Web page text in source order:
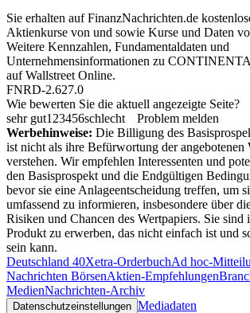
Sie erhalten auf FinanzNachrichten.de
Aktienkurse von und sowie Kurse und Daten
Weitere Kennzahlen, Fundamentaldaten und
Unternehmensinformationen zu
aufWallstreet Online.
FNRD-2.627.0
Wie bewerten Sie die aktuell angezeigte Seite?
sehr gut1 23456schlecht
Problem melden
Werbehinweise: Die Billigung des
ist nicht als ihre Befürwortung der angebotenen
verstehen. Wir empfehlen Interessenten und
den Basisprospekt und die Endgültigen
bevor sie eine Anlageentscheidung treffen, um
umfassend zu informieren, insbesondere über
Risiken und Chancen des Wertpapiers. Sie
Produkt zu erwerben, das nicht einfach ist und
sein kann.
Deutschland 40Xetra-OrderbuchAd hoc-
Nachrichten BörsenAktien-Empfehlungen
MedienNachrichten-Archiv
Datenschutzeinstellungen Mediadaten